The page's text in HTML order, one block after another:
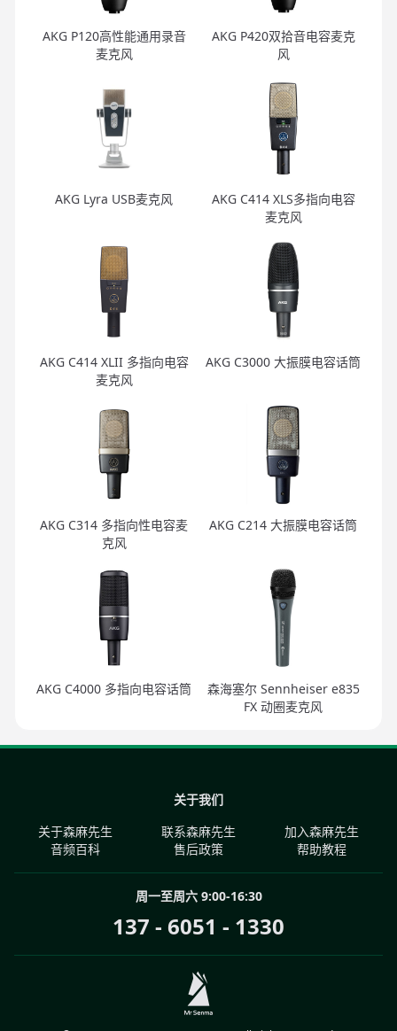
AKG P120高性能通用录音
麦克风
AKG P420双拾音电容麦克
风
AKG Lyra USB麦克风
AKG C414 XLS多指向电容
麦克风
AKG C414 XLII 多指向电容
麦克风
AKG C3000 大振膜电容话筒
AKG C314 多指向性电容麦
克风
AKG C214 大振膜电容话筒
AKG C4000 多指向电容话筒
森海塞尔 Sennheiser e835
FX 动圈麦克风
关于我们
关于森麻先生
联系森麻先生
加入森麻先生
音频百科
售后政策 帮助教程
周一至周六 9:00-16:30
137 - 6051 - 1330